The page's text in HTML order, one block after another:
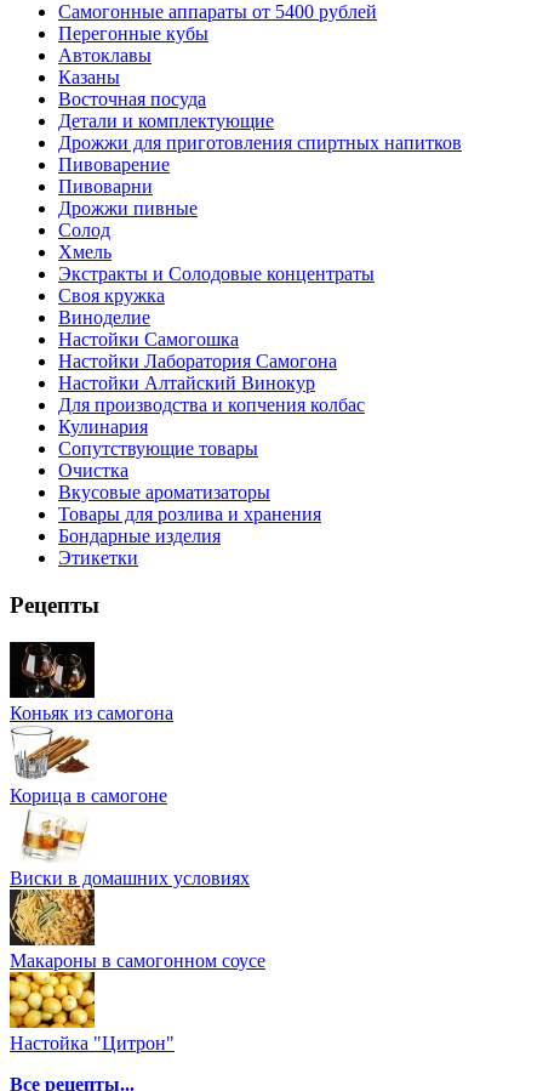
Самогонные аппараты от 5400 рублей
Перегонные кубы
Автоклавы
Казаны
Восточная посуда
Детали и комплектующие
Дрожжи для приготовления спиртных напитков
Пивоварение
Пивоварни
Дрожжи пивные
Солод
Хмель
Экстракты и Солодовые концентраты
Своя кружка
Виноделие
Настойки Самогошка
Настойки Лаборатория Самогона
Настойки Алтайский Винокур
Для производства и копчения колбас
Кулинария
Сопутствующие товары
Очистка
Вкусовые ароматизаторы
Товары для розлива и хранения
Бондарные изделия
Этикетки
Рецепты
Коньяк из самогона
Корица в самогоне
Виски в домашних условиях
Макароны в самогонном соусе
Настойка "Цитрон"
Все рецепты...